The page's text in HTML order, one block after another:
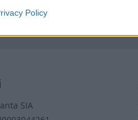
Policy
SIA